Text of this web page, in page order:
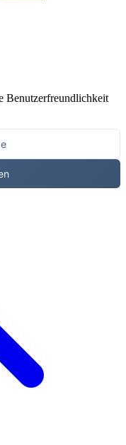
Benutzerfreundlichkeit